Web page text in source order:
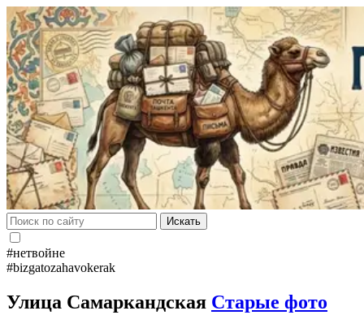
Искать
#нетвойне
#bizgatozahavokerak
Улица Самаркандская Старые фото